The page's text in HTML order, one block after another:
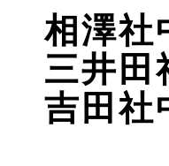
相澤
三井田
吉田